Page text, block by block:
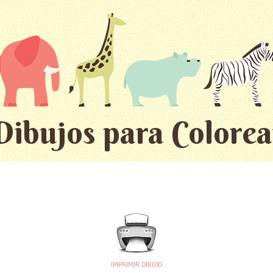
para
IMPRIMIR DIBUJO